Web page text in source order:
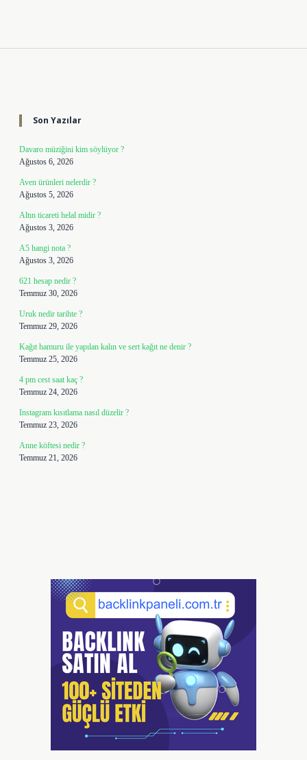
Son Yazılar
Davaro müziğini kim söylüyor ?
Ağustos 6, 2026
Aven ürünleri nelerdir ?
Ağustos 5, 2026
Altın ticareti helal midir ?
Ağustos 3, 2026
A5 hangi nota ?
Ağustos 3, 2026
621 hesap nedir ?
Temmuz 30, 2026
Uruk nedir tarihte ?
Temmuz 29, 2026
Kağıt hamuru ile yapılan kalın ve sert kağıt ne denir ?
Temmuz 25, 2026
4 pm cest saat kaç ?
Temmuz 24, 2026
Instagram kısıtlama nasıl düzelir ?
Temmuz 23, 2026
Anne köftesi nedir ?
Temmuz 21, 2026